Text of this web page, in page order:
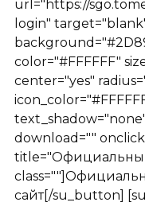
url="https://
login"
color="#FFFFFF"
center="yes"
download=""
сайт[/su_button]